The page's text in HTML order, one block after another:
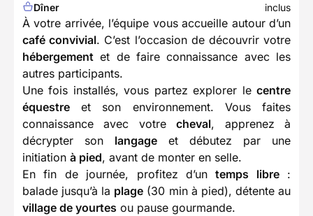
Dîner
inclus
À votre arrivée, l’équipe vous accueille autour d’un
café convivial. C’est l’occasion de découvrir votre
hébergement et de faire connaissance avec les
autres participants.
Une fois installés, vous partez explorer le centre
équestre et son environnement. Vous faites
connaissance avec votrecheval, apprenez à
décrypter son langage et débutez par une
initiation à pied, avant de monter en selle.
En fin de journée, profitez d’untemps libre:
balade jusqu’à la plage (30 min à pied), détente au
village de yourtes ou pause gourmande.